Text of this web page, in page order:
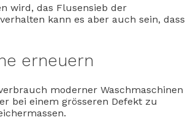
wird, das Flusensieb der
kann es aber auch sein, dass
erneuern
moderner Waschmaschinen
bei einem grösseren Defekt zu